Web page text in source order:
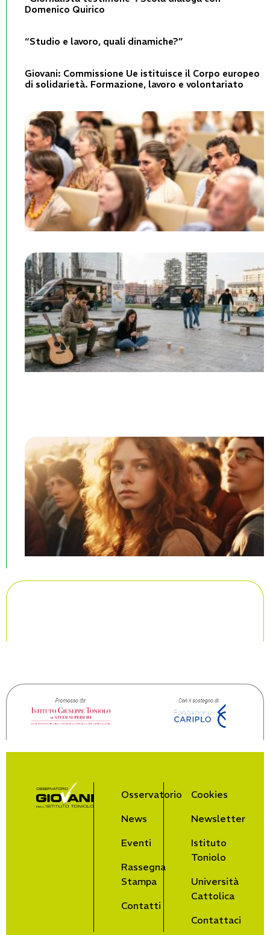
Domenico Quirico
“Studio e lavoro, quali dinamiche?”
Giovani: Commissione Ue istituisce il Corpo europeo
di solidarietà. Formazione, lavoro e volontariato
Osservatorio
News
Eventi
Rassegna
Stampa
Contatti
Cookies
Newsletter
Istituto
Toniolo
Università
Cattolica
Contattaci